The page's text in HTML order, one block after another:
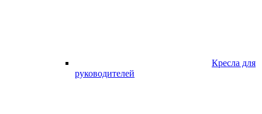
Кресла для
руководителей